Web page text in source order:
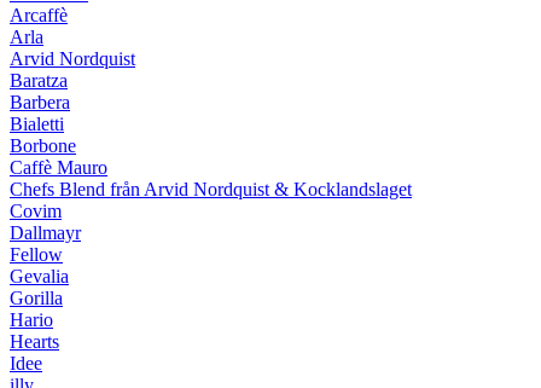
Arcaffè
Arla
Arvid Nordquist
Baratza
Barbera
Bialetti
Borbone
Caffè Mauro
Chefs Blend från Arvid Nordquist & Kocklandslaget
Covim
Dallmayr
Fellow
Gevalia
Gorilla
Hario
Hearts
Idee